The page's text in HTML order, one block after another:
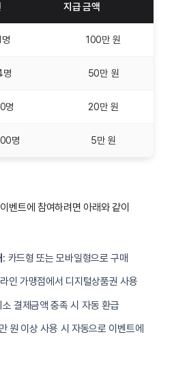
지급 금액
명 100만 원
명 50만 원
명 20만 원
명 5만 원
벤트에 참여하려면 아래와 같이
: 카드형 또는 모바일형으로 구매
인 가맹점에서 디지털상품권 사용
결제금액 충족 시 자동 환급
원 이상 사용 시 자동으로 이벤트에